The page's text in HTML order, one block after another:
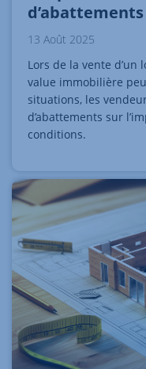
d’abattements
13 Août 2025
Lors de la vente
value immobilière
situations, les
d’abattements sur
conditions.